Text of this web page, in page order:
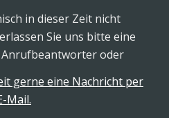
in dieser Zeit nicht
Sie uns bitte eine
oder
gerne eine Nachricht per
Mail.